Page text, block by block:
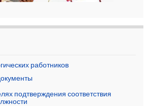
работников
подтверждения соответствия